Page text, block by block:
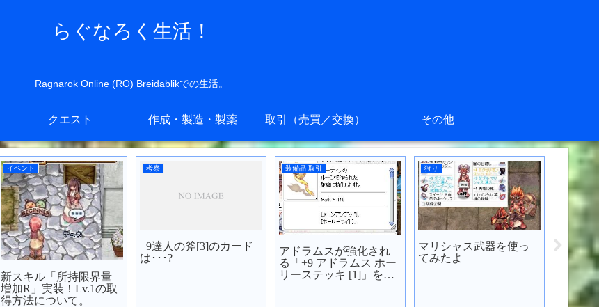
らぐなろく生活！
Ragnarok Online (RO) Breidablikでの生活。
クエスト 作成・製造・製薬 取引（売買／交換） その他
イベント
新スキル「所持限界量
増加R」実装！Lv.1の取
得方法について。
考察
+9達人の斧[3]のカード
は･･･?
装備品 取引
アドラムスが強化され
る「+9 アドラムス ホー
リーステッキ [1]」を買
狩り
マリシャス武器を使っ
てみたよ
アドラ
る「+5
ってみ